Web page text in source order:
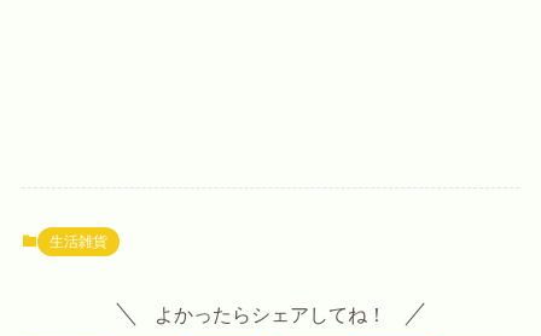
生活雑貨
よかったらシェアしてね！